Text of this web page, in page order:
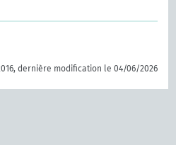
dernière modification le 04/06/2026